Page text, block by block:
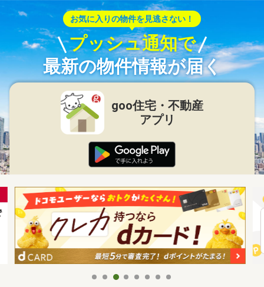
お気に入りの物件を見逃さない！
プッシュ通知で
最新の物件情報が届く
goo住宅・不動産
アプリ